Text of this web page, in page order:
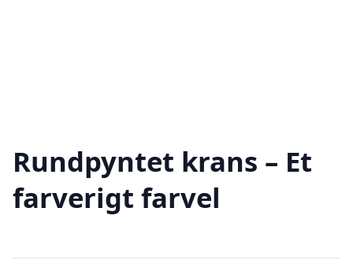
Rundpyntet krans – Et
farverigt farvel